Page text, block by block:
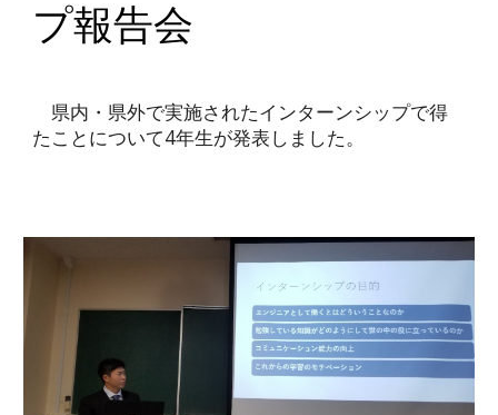
プ報告会
県内・県外で実施されたインターンシップで得
たことについて4年生が発表しました。